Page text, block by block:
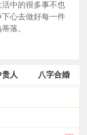
中的很多事不也
心去做好每一件
落。
人 八字合婚